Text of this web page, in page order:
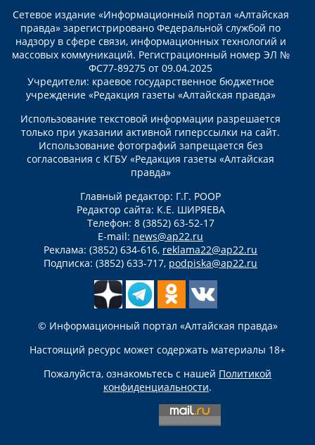
Сетевое издание «Информационный портал «Алтайская
правда» зарегистрировано Федеральной службой по
надзору в сфере связи, информационных технологий и
массовых коммуникаций. Регистрационный номер ЭЛ №
ФС77-89275 от 09.04.2025
Учредители: краевое государственное бюджетное
учреждение «Редакция газеты «Алтайская правда»
Использование текстовой информации разрешается
только при указании активной гиперссылки на сайт.
Использование фотографий запрещается без
согласования с КГБУ «Редакция газеты «Алтайская
правда»
Главный редактор: Г.Г. РООР
Редактор сайта: К.Е. ШИРЯЕВА
Телефон: 8 (3852) 63-52-17
E-mail: news@ap22.ru
Реклама: (3852) 634-616, reklama22@ap22.ru
Подписка: (3852) 633-717, podpiska@ap22.ru
© Информационный портал «Алтайская правда»
Настоящий ресурс может содержать материалы 18+
Пожалуйста, ознакомьтесь с нашей Политикой
конфиденциальности.